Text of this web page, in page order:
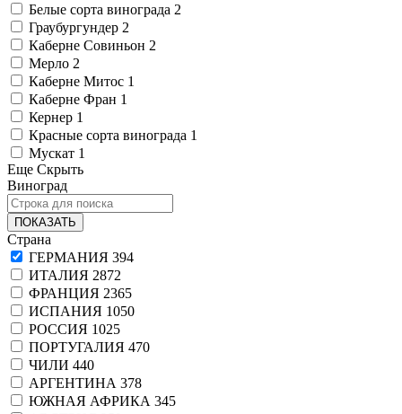
Белые сорта винограда 2
Граубургундер 2
Каберне Совиньон 2
Мерло 2
Каберне Митос 1
Каберне Фран 1
Кернер 1
Красные сорта винограда 1
Мускат 1
Еще Скрыть
Виноград
ПОКАЗАТЬ
Страна
ГЕРМАНИЯ 394
ИТАЛИЯ 2872
ФРАНЦИЯ 2365
ИСПАНИЯ 1050
РОССИЯ 1025
ПОРТУГАЛИЯ 470
ЧИЛИ 440
АРГЕНТИНА 378
ЮЖНАЯ АФРИКА 345